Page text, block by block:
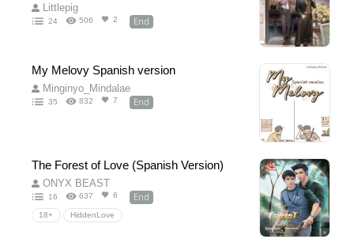
Littlepig
24 506 2 End
My Melovy Spanish version
Minginyo_Mindalae
35 832 7 End
The Forest of Love (Spanish Version)
ONYX BEAST
16 637 6 End
18+ HiddenLove